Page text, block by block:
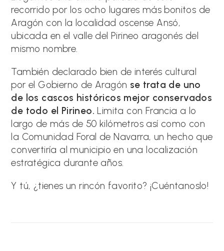
recorrido por los ocho lugares más bonitos de
Aragón con la localidad oscense Ansó,
ubicada en el valle del Pirineo aragonés del
mismo nombre.
También declarado bien de interés cultural
por el Gobierno de Aragón se trata de uno
de los cascos históricos mejor conservados
de todo el Pirineo. Limita con Francia a lo
largo de más de 50 kilómetros así como con
la Comunidad Foral de Navarra, un hecho que
convertiría al municipio en una localización
estratégica durante años.
Y tú, ¿tienes un rincón favorito? ¡Cuéntanoslo!